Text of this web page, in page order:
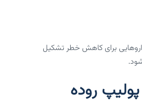
برای کاهش خطر تشکیل
روده